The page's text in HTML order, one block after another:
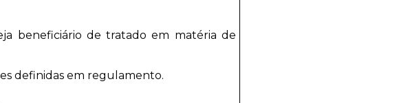
beneficiário de tratado em matéria de
definidas em regulamento.